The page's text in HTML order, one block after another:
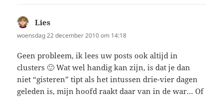
Lies
woensdag 22 december 2010 om 14:18
Geen probleem, ik lees uw posts ook altijd in
clusters 🙂 Wat wel handig kan zijn, is dat je dan
niet “gisteren” tipt als het intussen drie-vier dagen
geleden is, mijn hoofd raakt daar van in de war… Of